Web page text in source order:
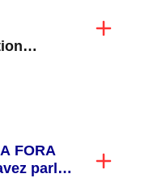
FORA
parlé,